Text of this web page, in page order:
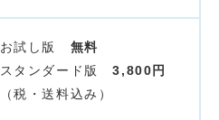
お試し版 無料
スタンダード版3,800円
（税・送料込み）